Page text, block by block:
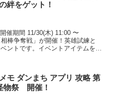
絆をゲット！
ントです。イベントアイテムを集
モ ダンまち アプリ 攻略 第
物祭 開催！